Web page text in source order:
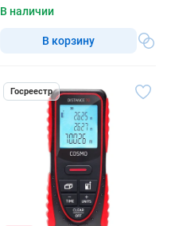
В наличии
В корзину
Госреестр